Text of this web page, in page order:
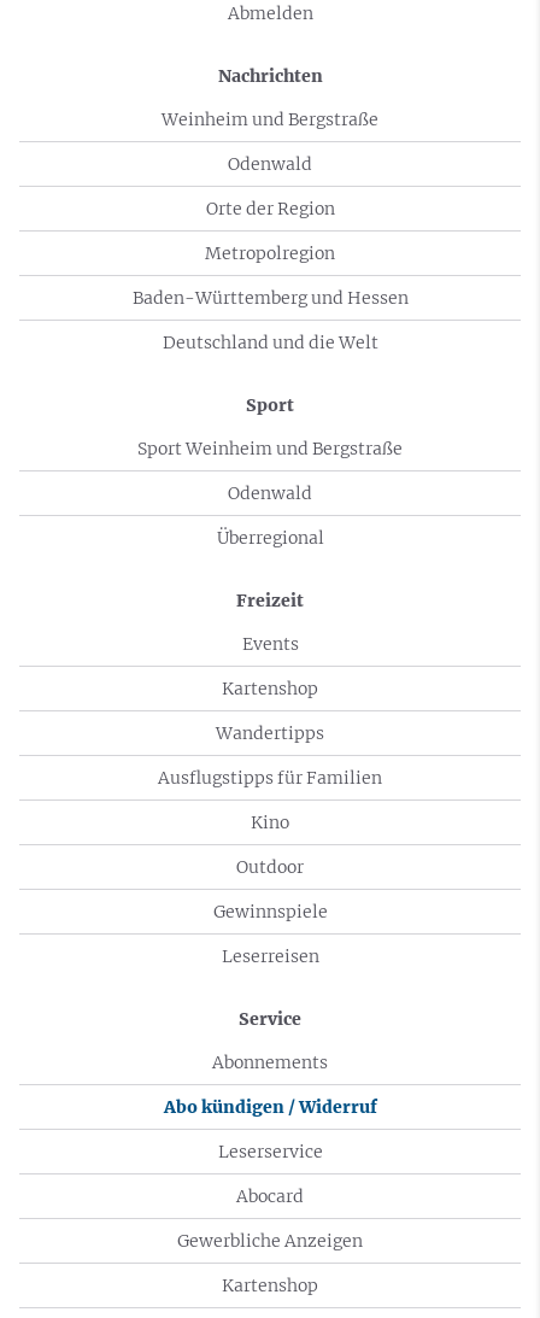
Abmelden
Nachrichten
Weinheim und Bergstraße
Odenwald
Orte der Region
Metropolregion
Baden-Württemberg und Hessen
Deutschland und die Welt
Sport
Sport Weinheim und Bergstraße
Odenwald
Überregional
Freizeit
Events
Kartenshop
Wandertipps
Ausflugstipps für Familien
Kino
Outdoor
Gewinnspiele
Leserreisen
Service
Abonnements
Abo kündigen / Widerruf
Leserservice
Abocard
Gewerbliche Anzeigen
Kartenshop